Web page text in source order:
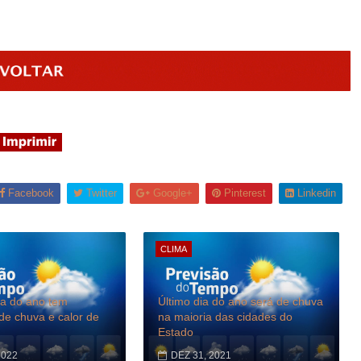
Facebook Twitter Google+ Pinterest Linkedin
do ano tem
chuva e calor de
CLIMA
Último dia do ano será de chuva
na maioria das cidades do
Estado
DEZ 31, 2021